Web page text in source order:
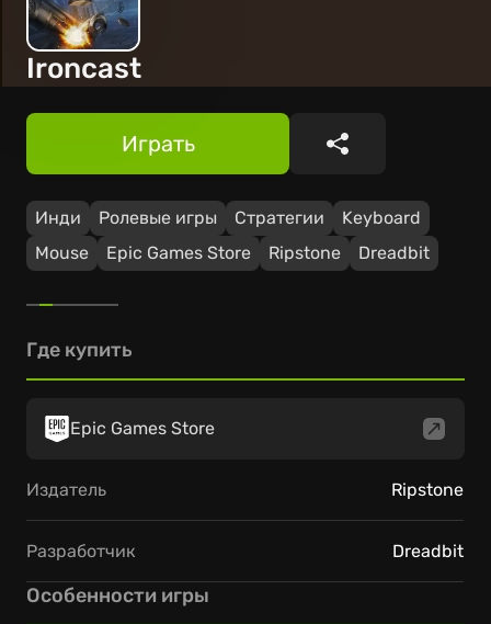
Ironcast
Инди Ролевые игры Стратегии
Keyboard
Mouse
Epic Games Store Ripstone Dreadbit
Играть Поделиться
Где купить
Epic Games Store
Издатель Ripstone
Разработчик Dreadbit
Особенности игры